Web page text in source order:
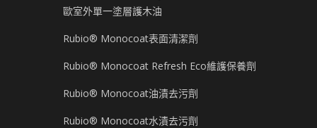
歐室外單一塗層護木油
Rubio® Monocoat表面清潔劑
Rubio® Monocoat Refresh Eco維護保養劑
Rubio® Monocoat油漬去污劑
Rubio® Monocoat水漬去污劑